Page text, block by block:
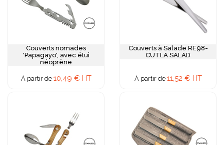
Couverts nomades
'Papagayo', avec étui
néoprène
À partir de 10,49 € HT
Couverts à Salade RE98-
CUTLA SALAD
À partir de 11,52 € HT